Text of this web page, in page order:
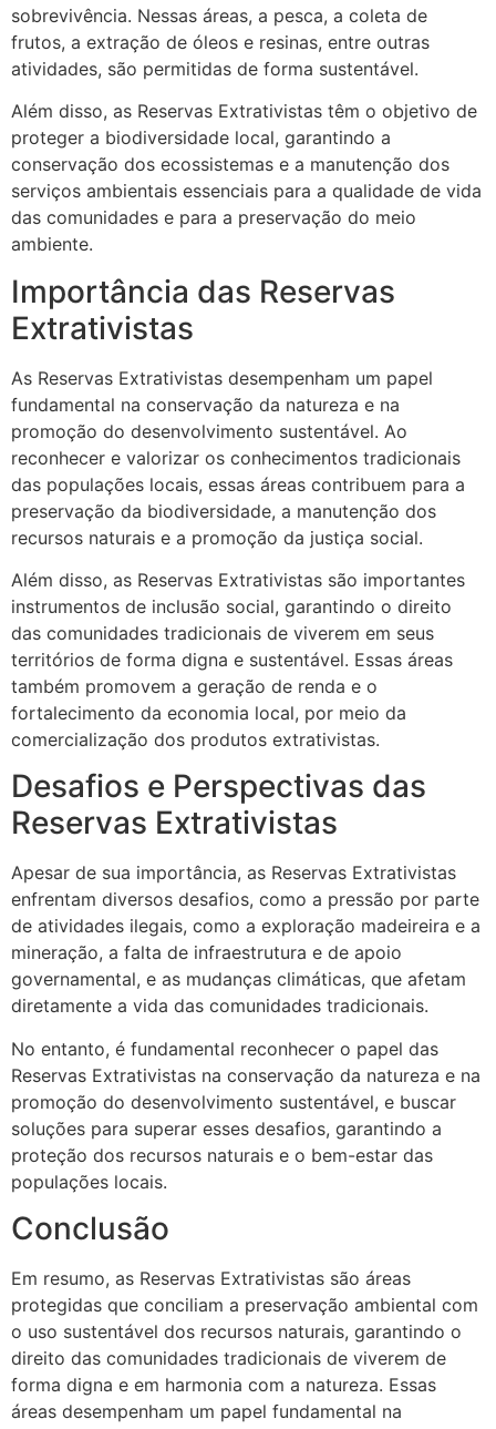
sobrevivência. Nessas áreas, a pesca, a coleta de
frutos, a extração de óleos e resinas, entre outras
atividades, são permitidas de forma sustentável.
Além disso, as Reservas Extrativistas têm o objetivo de
proteger a biodiversidade local, garantindo a
conservação dos ecossistemas e a manutenção dos
serviços ambientais essenciais para a qualidade de vida
das comunidades e para a preservação do meio
ambiente.
Importância das Reservas
Extrativistas
As Reservas Extrativistas desempenham um papel
fundamental na conservação da natureza e na
promoção do desenvolvimento sustentável. Ao
reconhecer e valorizar os conhecimentos tradicionais
das populações locais, essas áreas contribuem para a
preservação da biodiversidade, a manutenção dos
recursos naturais e a promoção da justiça social.
Além disso, as Reservas Extrativistas são importantes
instrumentos de inclusão social, garantindo o direito
das comunidades tradicionais de viverem em seus
territórios de forma digna e sustentável. Essas áreas
também promovem a geração de renda e o
fortalecimento da economia local, por meio da
comercialização dos produtos extrativistas.
Desafios e Perspectivas das
Reservas Extrativistas
Apesar de sua importância, as Reservas Extrativistas
enfrentam diversos desafios, como a pressão por parte
de atividades ilegais, como a exploração madeireira e a
mineração, a falta de infraestrutura e de apoio
governamental, e as mudanças climáticas, que afetam
diretamente a vida das comunidades tradicionais.
No entanto, é fundamental reconhecer o papel das
Reservas Extrativistas na conservação da natureza e na
promoção do desenvolvimento sustentável, e buscar
soluções para superar esses desafios, garantindo a
proteção dos recursos naturais e o bem-estar das
populações locais.
Conclusão
Em resumo, as Reservas Extrativistas são áreas
protegidas que conciliam a preservação ambiental com
o uso sustentável dos recursos naturais, garantindo o
direito das comunidades tradicionais de viverem de
forma digna e em harmonia com a natureza. Essas
áreas desempenham um papel fundamental na